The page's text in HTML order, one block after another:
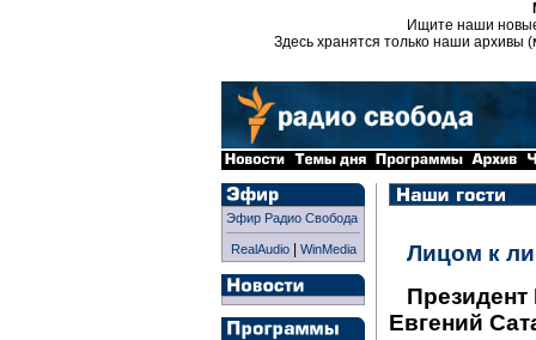
Ищите наши
Здесь хранятся только наши архивы
Эфир Радио Свобода
RealAudio| WinMedia
Лицом к
Президент
Евгений